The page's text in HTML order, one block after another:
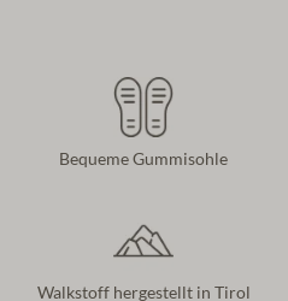
Bequeme Gummisohle
Walkstoff hergestellt in Tirol